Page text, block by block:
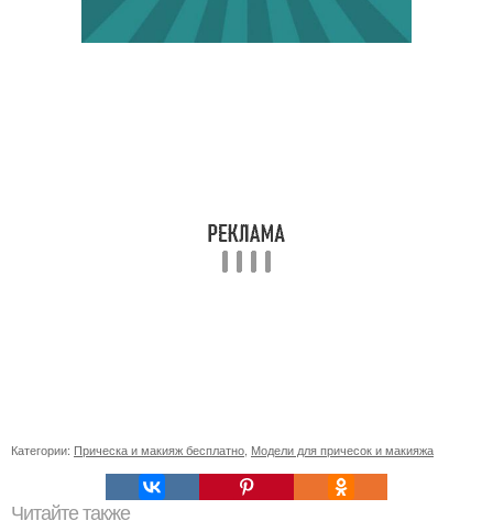
Категории: Прическа и макияж бесплатно Модели для причесок и макияжа
Читайте также